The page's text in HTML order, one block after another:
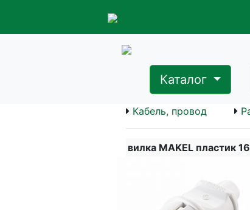
Каталог
Кабель, провод
вилка MAKEL пластик